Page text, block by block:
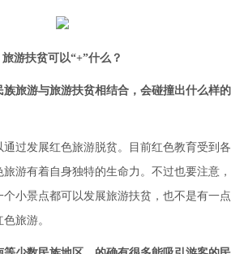
旅游扶贫可以“+”什么？
旅游与旅游扶贫相结合，会碰撞出什么样的
通过发展红色旅游脱贫。目前红色教育受到各
游有着自身独特的生命力。不过也要注意，
小景点都可以发展旅游扶贫，也不是有一点
旅游。